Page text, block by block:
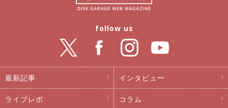
最新記事 インタビュー
ライブレポ コラム
follow us